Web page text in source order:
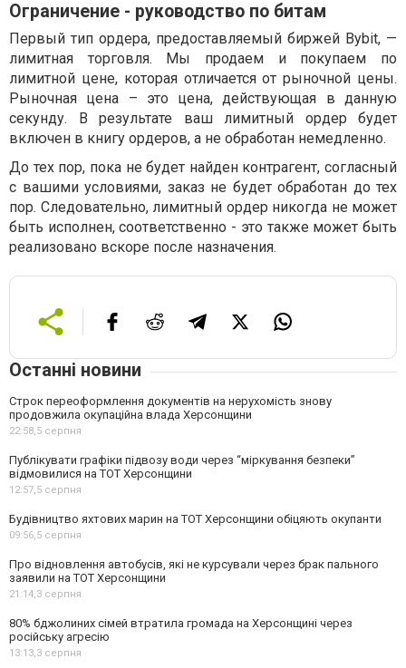
Ограничение - руководство по битам
Первый тип ордера, предоставляемый биржей Bybit, —
лимитная торговля. Мы продаем и покупаем по
лимитной цене, которая отличается от рыночной цены.
Рыночная цена – это цена, действующая в данную
секунду. В результате ваш лимитный ордер будет
включен в книгу ордеров, а не обработан немедленно.
До тех пор, пока не будет найден контрагент, согласный
с вашими условиями, заказ не будет обработан до тех
пор. Следовательно, лимитный ордер никогда не может
быть исполнен, соответственно - это также может быть
реализовано вскоре после назначения.
Останні новини
Строк переоформлення документів на нерухомість знову
продовжила окупаційна влада Херсонщини
22:58,5 серпня
Публікувати графіки підвозу води через “міркування безпеки”
відмовилися на ТОТ Херсонщини
12:57,5 серпня
Будівництво яхтових марин на ТОТ Херсонщини обіцяють окупанти
09:56,5 серпня
Про відновлення автобусів, які не курсували через брак пального
заявили на ТОТ Херсонщини
21:14,3 серпня
80% бджолиних сімей втратила громада на Херсонщині через
російську агресію
13:13,3 серпня